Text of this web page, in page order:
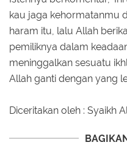
kau jaga kehormatanmu
haram itu, lalu Allah
pemiliknya dalam
meninggalkan sesuatu
Allah ganti dengan yang
Diceritakan oleh : Syaikh